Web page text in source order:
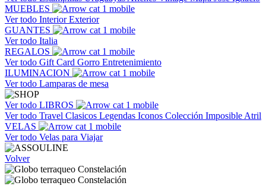
MUEBLES
Ver todo InteriorExterior
GUANTES
Ver todo Italia
REGALOS
Ver todo Gift Card Gorro Entretenimiento
ILUMINACION
Ver todo Lamparas de mesa
Ver todo LIBROS
Ver todo Travel Clasicos Legendas Iconos Colección Imposible Atril
VELAS
Ver todo Velas para Viajar
Volver